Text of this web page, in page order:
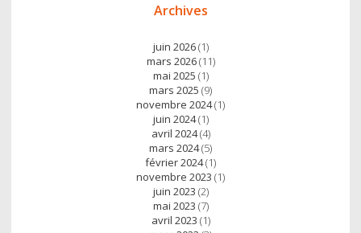
Archives
juin 2026(1)
mars 2026(11)
mai 2025 (1)
mars 2025 (9)
novembre 2024(1)
juin 2024(1)
avril 2024(4)
mars 2024(5)
février 2024(1)
novembre 2023 (1)
juin 2023 (2)
mai 2023 (7)
avril 2023 (1)